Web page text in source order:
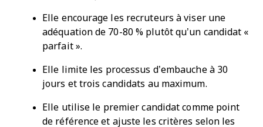
Elle encourage les recruteurs à viser une
adéquation de 70-80 % plutôt qu’un candidat «
parfait ».
Elle limite les processus d’embauche à 30
jours et trois candidats au maximum.
Elle utilise le premier candidat comme point
de référence et ajuste les critères selon les